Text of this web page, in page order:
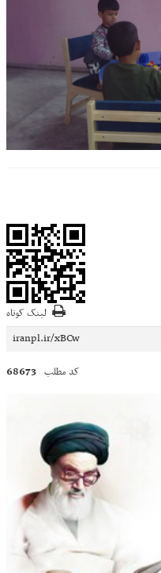
لینک کوتاه
کد مطلب 68673